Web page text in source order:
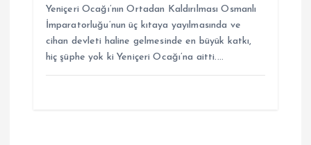
Yeniçeri Ocağı’nın Ortadan Kaldırılması Osmanlı
İmparatorluğu’nun üç kıtaya yayılmasında ve
cihan devleti haline gelmesinde en büyük katkı,
hiç şüphe yok ki Yeniçeri Ocağı’na aitti.…